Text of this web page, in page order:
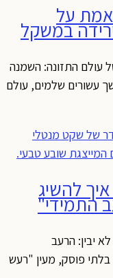
על
במשקל
עולם התזונה: השמנה
עשורים שלמים, עולם
להשיג
התמידי"
יבין: הרעב
פוסק, מעין "רעש